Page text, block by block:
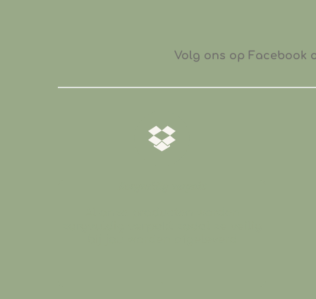
Volg ons op Facebook